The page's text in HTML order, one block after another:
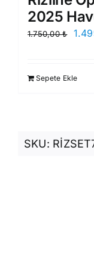
2025
1.750,00₺
Sepete Ekle
SKU: